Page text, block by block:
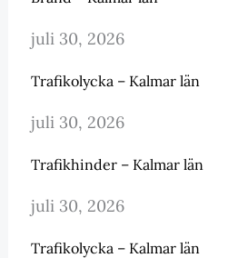
juli 30, 2026
Trafikolycka – Kalmar län
juli 30, 2026
Trafikhinder – Kalmar län
juli 30, 2026
Trafikolycka – Kalmar län